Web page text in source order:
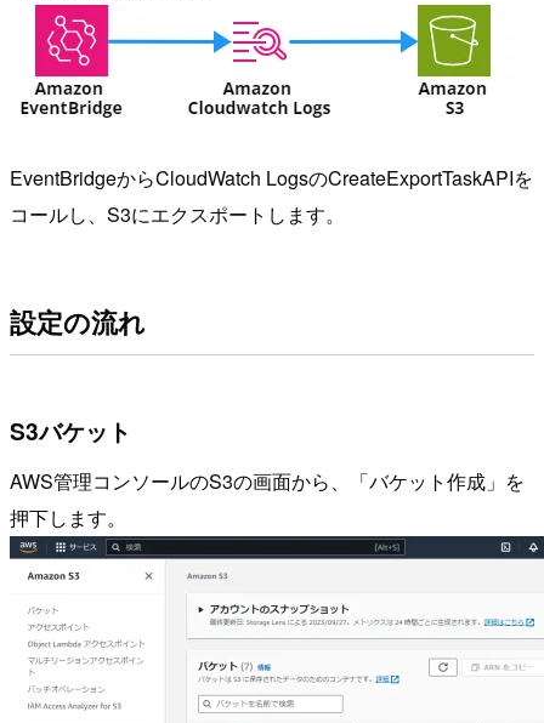
EventBridgeからCloudWatch LogsのCreateExportTaskAPIを
コールし、S3にエクスポートします。
設定の流れ
S3バケット
AWS管理コンソールのS3の画面から、「バケット作成」を
押下します。